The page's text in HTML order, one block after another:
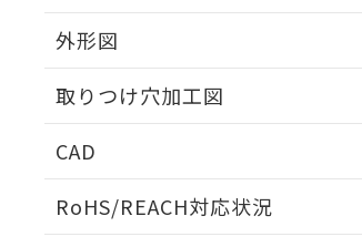
外形図
取りつけ穴加工図
CAD
RoHS/REACH対応状況